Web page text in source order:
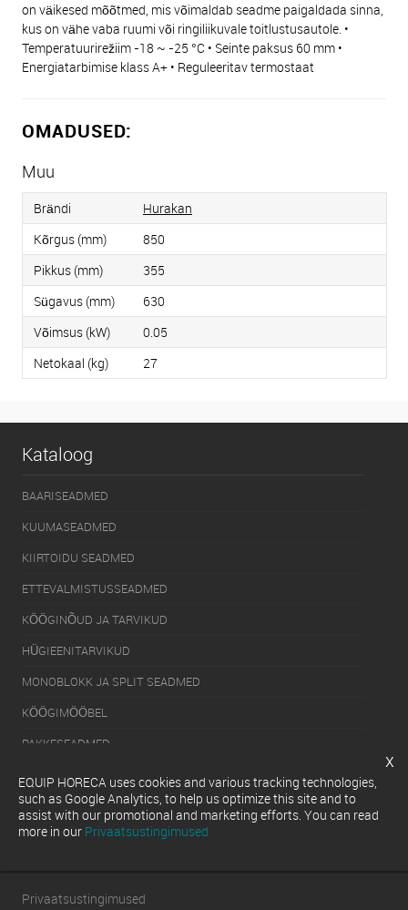
on väikesed mõõtmed, mis võimaldab seadme paigaldada sinna,
kus on vähe vaba ruumi või ringiliikuvale toitlustusautole. •
Temperatuurirežiim -18 ~ -25 °С • Seinte paksus 60 mm •
Energiatarbimise klass A+ • Reguleeritav termostaat
OMADUSED:
Muu
Brändi
Hurakan
Kõrgus (mm)
850
Pikkus (mm)
355
Sügavus (mm)
630
Võimsus (kW)
0.05
Netokaal (kg)
27
Kataloog
BAARISEADMED
KUUMASEADMED
KIIRTOIDU SEADMED
ETTEVALMISTUSSEADMED
KÖÖGINÕUD JA TARVIKUD
HÜGIEENITARVIKUD
MONOBLOKK JA SPLIT SEADMED
KÖÖGIMÖÖBEL
PAKKESEADMED
KÜLMUTUSSEADMED
SERVEERIMISSEADMED
NÕUDEPESUMASINAD
Privaatsustingimused
x
EQUIP HORECA uses cookies and various tracking technologies,
such as Google Analytics, to help us optimize this site and to
assist with our promotional and marketing efforts. You can read
more in our Privaatsustingimused